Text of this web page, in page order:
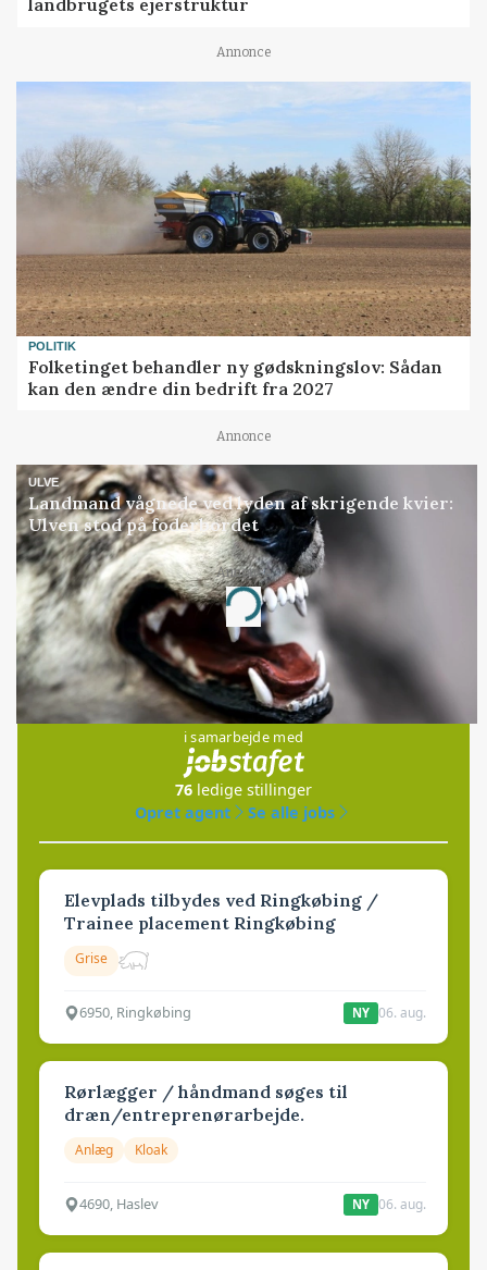
landbrugets ejerstruktur
Annonce
POLITIK
Folketinget behandler ny gødskningslov: Sådan
kan den ændre din bedrift fra 2027
Annonce
ULVE
Landmand vågnede ved lyden af skrigende kvier:
Ulven stod på foderbordet
Annonce
Loading...
Jobs
i samarbejde med
76 ledige stillinger
Opret agent
Se alle jobs
Elevplads tilbydes ved Ringkøbing /
Trainee placement Ringkøbing
Grise
6950, Ringkøbing NY 06. aug.
Rørlægger / håndmand søges til
dræn/entreprenørarbejde.
Anlæg Kloak
4690, Haslev NY 06. aug.